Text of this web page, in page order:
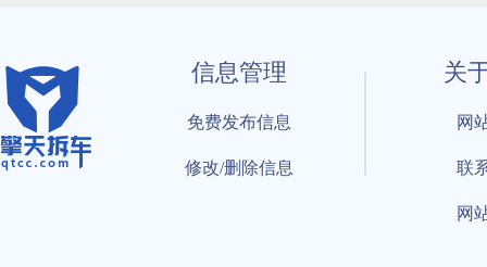
信息管理
免费发布信息
修改/删除信息
关
网
联
网